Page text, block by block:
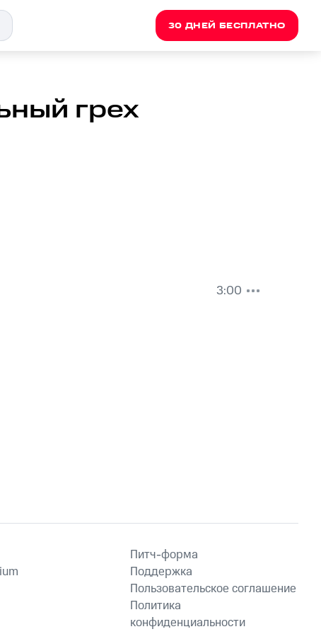
30 ДНЕЙ БЕСПЛАТНО
грех
3:00
Питч-форма
Поддержка
Пользовательское соглашение
Политика
конфиденциальности